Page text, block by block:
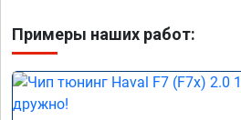
Примеры наших работ: